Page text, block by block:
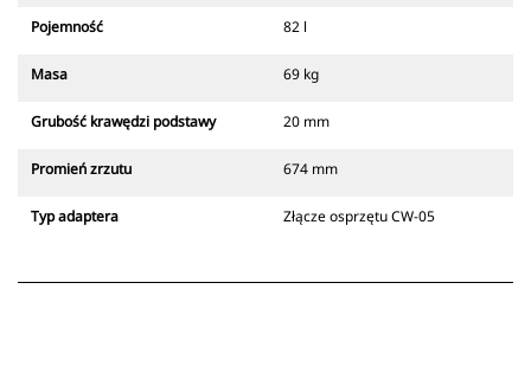
Pojemność 82 l
Masa 69 kg
Grubość krawędzi podstawy 20 mm
Promień zrzutu 674 mm
Typ adaptera Złącze osprzętu CW-05